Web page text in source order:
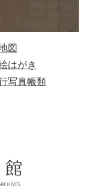
図
はがき
写真帳類